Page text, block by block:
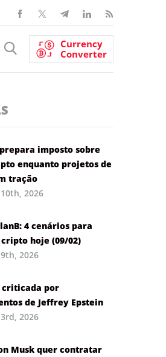
Currency
Converter
imposto sobre
enquanto projetos de
tração
2026
4 cenários para
hoje (09/02)
2026
criticada por
de Jeffrey Epstein
2026
Musk quer contratar